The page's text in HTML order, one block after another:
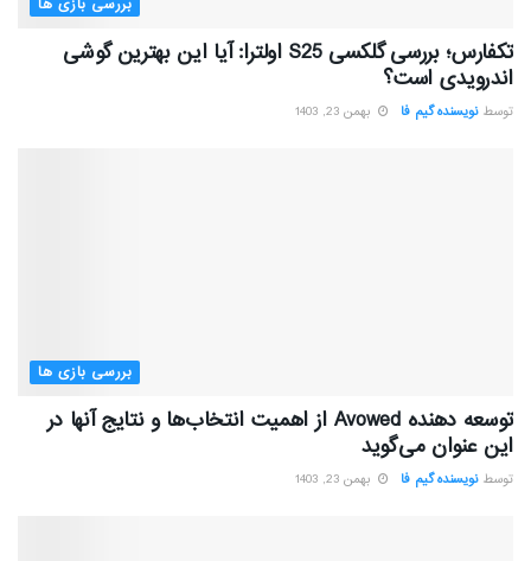
بررسی بازی ها
تکفارس؛ بررسی گلکسی S25 اولترا: آیا این بهترین گوشی
اندرویدی است؟
توسط نویسنده گیم فا بهمن 23, 1403
بررسی بازی ها
توسعه دهنده Avowed از اهمیت انتخاب‌ها و نتایج آنها در
این عنوان می‌گوید
توسط نویسنده گیم فا بهمن 23, 1403